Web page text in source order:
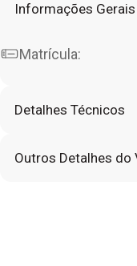
Informações Gerais
Matrícula:
Detalhes Técnicos
Outros Detalhes do